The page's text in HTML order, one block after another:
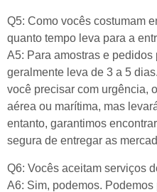
Q5: Como vocês costumam
quanto tempo leva para a
A5: Para amostras e
geralmente leva de 3 a 5
você precisar com urgência,
aérea ou marítima, mas
entanto, garantimos
segura de entregar as
Q6: Vocês aceitam serviços
A6: Sim, podemos.